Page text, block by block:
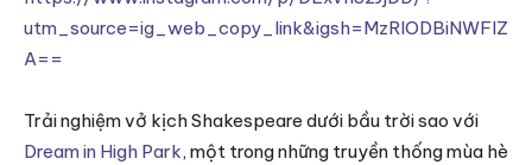
utm_source=ig_web_copy_link&igsh=MzRlODBiNWFlZ
A==
Trải nghiệm vở kịch Shakespeare dưới bầu trời sao với
Dream in High Park, một trong những truyền thống mùa hè